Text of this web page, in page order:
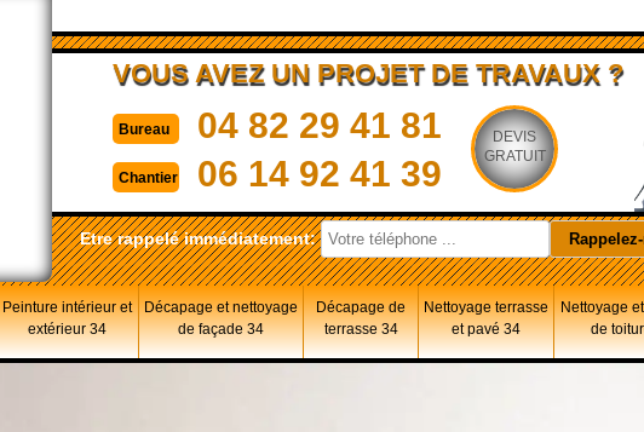
VOUS AVEZ UN PROJET DE TRAVAUX ?
Bureau 04 82 29 41 81
Chantier 06 14 92 41 39
DEVIS
GRATUIT
Etre rappelé immédiatement:
Peinture intérieur et
extérieur 34
Décapage et nettoyage
de façade 34
Décapage de
terrasse 34
Nettoyage terrasse
et pavé 34
Nettoyage
de